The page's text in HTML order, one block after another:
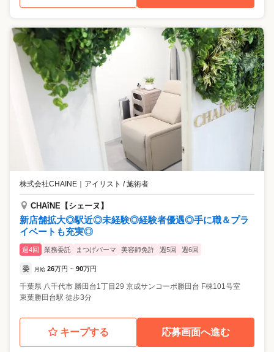
株式会社CHAINE アイリスト / 施術者
CHAîNE【シェーヌ】
新店舗拡大◎駅近◎未経験◎経験者優遇◎手に職＆プラ
イベートも充実◎
週4回 業務委託 まつげパーマ 美容師免許 週5回 週6回
委 月給 26万円 ~ 90万円
千葉県 八千代市 勝田台1丁目29 京成サンコーポ勝田台 F棟101号室
東葉勝田台駅 徒歩3分
キープする 応募画面へ進む